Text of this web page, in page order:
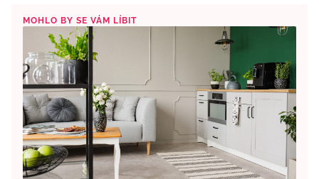
MOHLO BY SE VÁM LÍBIT